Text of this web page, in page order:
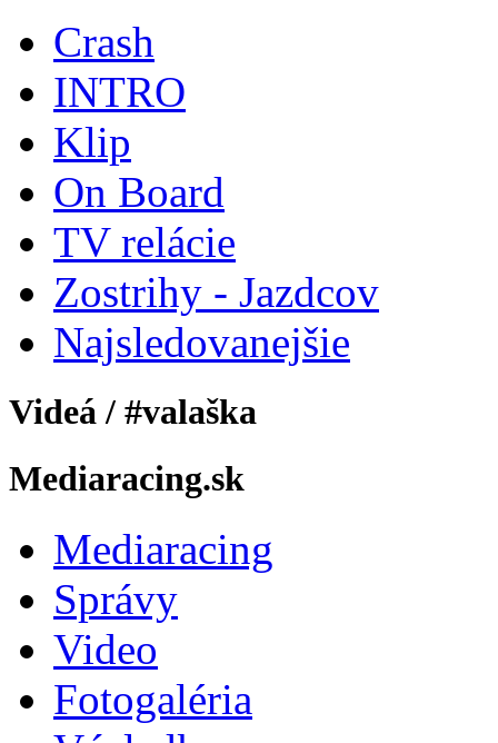
Crash
INTRO
Klip
On Board
TV relácie
Zostrihy - Jazdcov
Najsledovanejšie
Videá / #valaška
Mediaracing.sk
Mediaracing
Správy
Video
Fotogaléria